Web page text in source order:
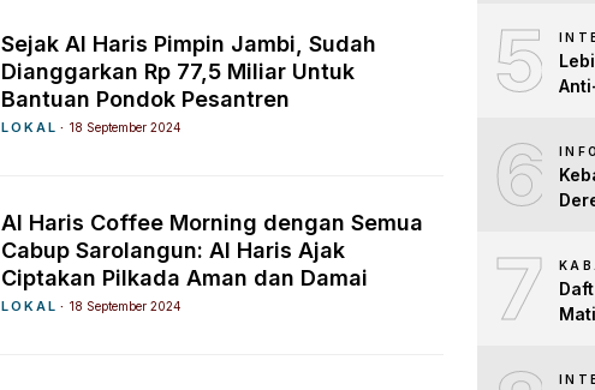
Sejak Al Haris Pimpin Jambi, Sudah
Dianggarkan Rp 77,5 Miliar Untuk
Bantuan Pondok Pesantren
LOKAL 18 September 2024
Al Haris Coffee Morning dengan Semua
Cabup Sarolangun: Al Haris Ajak
Ciptakan Pilkada Aman dan Damai
LOKAL 18 September 2024
5
6
7